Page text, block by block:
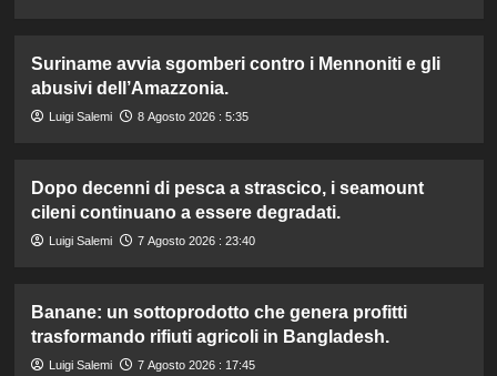
Suriname avvia sgomberi contro i Mennoniti e gli
abusivi dell’Amazzonia.
Luigi Salemi 8 Agosto 2026 : 5:35
Dopo decenni di pesca a strascico, i seamount
cileni continuano a essere degradati.
Luigi Salemi 7 Agosto 2026 : 23:40
Banane: un sottoprodotto che genera profitti
trasformando rifiuti agricoli in Bangladesh.
Luigi Salemi 7 Agosto 2026 : 17:45